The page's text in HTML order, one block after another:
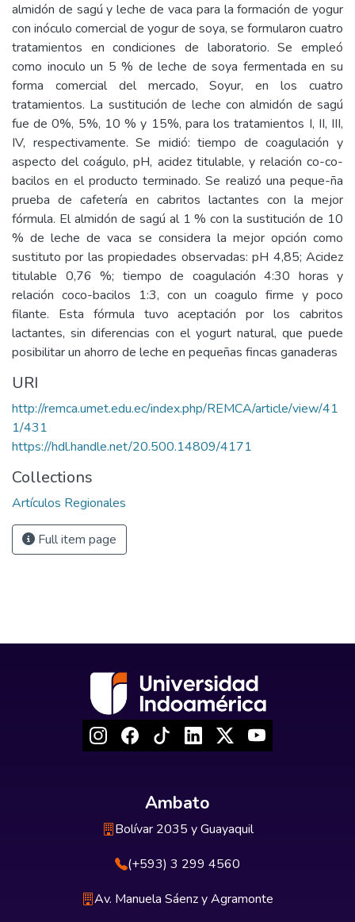
almidón de sagú y leche de vaca para la formación de yogur
con inóculo comercial de yogur de soya, se formularon cuatro
tratamientos en condiciones de laboratorio. Se empleó
como inoculo un 5 % de leche de soya fermentada en su
forma comercial del mercado, Soyur, en los cuatro
tratamientos. La sustitución de leche con almidón de sagú
fue de 0%, 5%, 10 % y 15%, para los tratamientos I, II, III,
IV, respectivamente. Se midió: tiempo de coagulación y
aspecto del coágulo, pH, acidez titulable, y relación co-co-
bacilos en el producto terminado. Se realizó una peque-ña
prueba de cafetería en cabritos lactantes con la mejor
fórmula. El almidón de sagú al 1 % con la sustitución de 10
% de leche de vaca se considera la mejor opción como
sustituto por las propiedades observadas: pH 4,85; Acidez
titulable 0,76 %; tiempo de coagulación 4:30 horas y
relación coco-bacilos 1:3, con un coagulo firme y poco
filante. Esta fórmula tuvo aceptación por los cabritos
lactantes, sin diferencias con el yogurt natural, que puede
posibilitar un ahorro de leche en pequeñas fincas ganaderas
URI
http://remca.umet.edu.ec/index.php/REMCA/article/view/41
1/431
https://hdl.handle.net/20.500.14809/4171
Collections
Artículos Regionales
Full item page
Ambato
Bolívar 2035 y Guayaquil
(+593) 3 299 4560
Av. Manuela Sáenz y Agramonte